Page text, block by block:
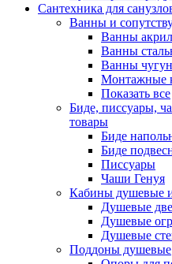
Сантехника для
Ванны и
Ванны
Ванны
Ванны
Монтажные
Показать все
Биде, писсуары,
товары
Биде
Биде
Писсуары
Чаши Генуя
Кабины душевые
Душевые
Душевые
Душевые
Поддоны душевые